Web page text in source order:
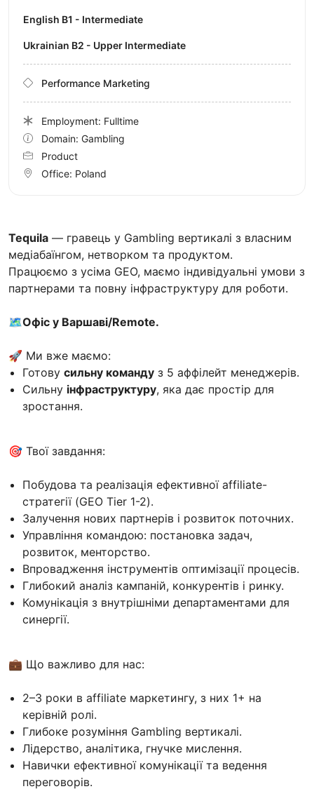
Tequila — гравець у Gambling вертикалі з власним
медіабаїнгом, нетворком та продуктом.
Працюємо з усіма GEO, маємо індивідуальні умови з
партнерами та повну інфраструктуру для роботи.
🗺Офіс у Варшаві/Remote.
🚀 Ми вже маємо:
Готову сильну команду з 5 аффілейт менеджерів.
Сильну інфраструктуру, яка дає простір для
зростання.
🎯 Твої завдання:
Побудова та реалізація ефективної affiliate-
стратегії (GEO Tier 1-2).
Залучення нових партнерів і розвиток поточних.
Управління командою: постановка задач,
розвиток, менторство.
Впровадження інструментів оптимізації процесів.
Глибокий аналіз кампаній, конкурентів і ринку.
Комунікація з внутрішніми департаментами для
синергії.
💼 Що важливо для нас:
2–3 роки в affiliate маркетингу, з них 1+ на
керівній ролі.
Глибоке розуміння Gambling вертикалі.
Лідерство, аналітика, гнучке мислення.
Навички ефективної комунікації та ведення
переговорів.
English B1 - Intermediate
Ukrainian B2 - Upper Intermediate
Performance Marketing
Employment: Fulltime
Domain: Gambling
Product
Office: Poland